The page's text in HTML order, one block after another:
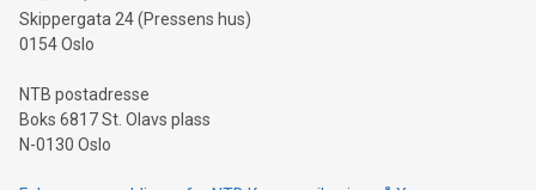
Skippergata 24 (Pressens hus)
0154 Oslo
NTB postadresse
Boks 6817 St. Olavs plass
N-0130 Oslo